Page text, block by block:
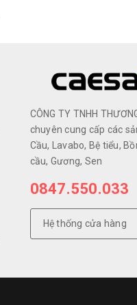
CÔNG TY TNHH
chuyên cung cấp các
Cầu, Lavabo, Bệ tiểu,
cầu, Gương, Sen
0847.550.033
Hệ thống cửa hàng